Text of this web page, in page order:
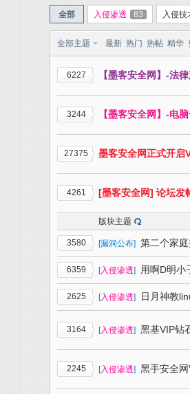
安
全部 入侵渗透 83 入侵技
全部主题 最新 热门 热帖 精华
6227 【墨客安全网】-法
3244 【墨客安全网】-电
27375 墨客安全网正式开启
4261 [墨客安全网] 论坛发
版块主题
3580 [漏洞公布] 第二个家
6359 [入侵渗透] 用啊D明小
2625 [入侵渗透] 日月神教
3164 [入侵渗透] 黑基VIP钻
2245 [入侵渗透] 黑手安全